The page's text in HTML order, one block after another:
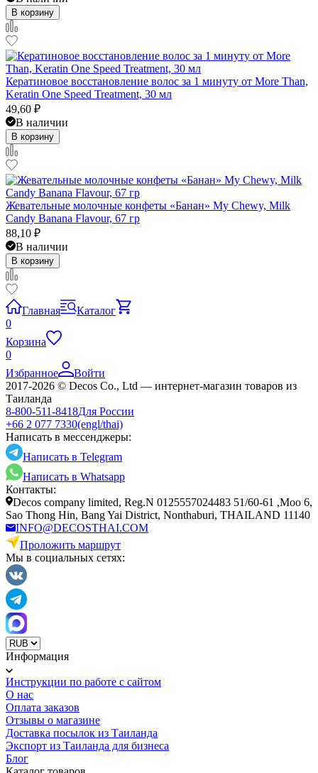
В корзину
Кератиновое восстановление волос за 1 минуту от More Than,
Keratin One Speed Treatment, 30 мл
49,60 ₽
В наличии
В корзину
Жевательные молочные конфеты «Банан» My Chewy, Milk
Candy Banana Flavour, 67 гр
88,10 ₽
В наличии
В корзину
Главная
Каталог
0
Корзина
0
Избранное
Войти
2017-2026 © Decos Co., Ltd — интернет-магазин товаров из
Таиланда
8-800-511-8418Для России
+66 2 077 7330(engl/thai)
Написать в мессенджеры:
Написать в Telegram
Написать в Whatsapp
Контакты:
Decos company limited, Reg.N 0125557024483 51/60-61 ,Moo 6,
Sao Thong Hin, Bang Yai District, Nonthaburi, THAILAND 11140
INFO@DECOSTHAI.COM
Проложить маршрут
Мы в социальных сетях:
Информация
Инструкции по работе с сайтом
О нас
Оплата заказов
Отзывы о магазине
Доставка посылок из Таиланда
Экспорт из Таиланда для бизнеса
Блог